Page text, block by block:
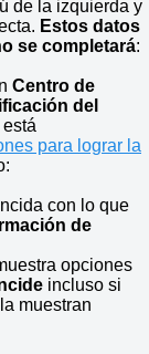
de la izquierda y
Estos datos
se completará:
Centro de
del
para lograr la
con lo que
de
opciones
incluso si
muestran